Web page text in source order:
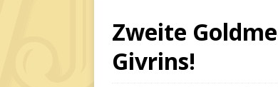
Zweite
Givrins!